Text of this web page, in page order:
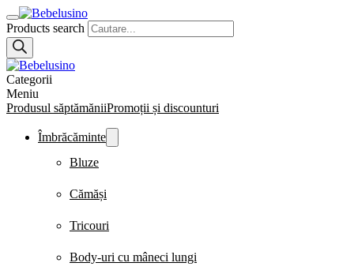
Products search
Categorii
Meniu
Produsul săptămăniiPromoții și discounturi
Îmbrăcăminte
Bluze
Cămăși
Tricouri
Body-uri cu mâneci lungi